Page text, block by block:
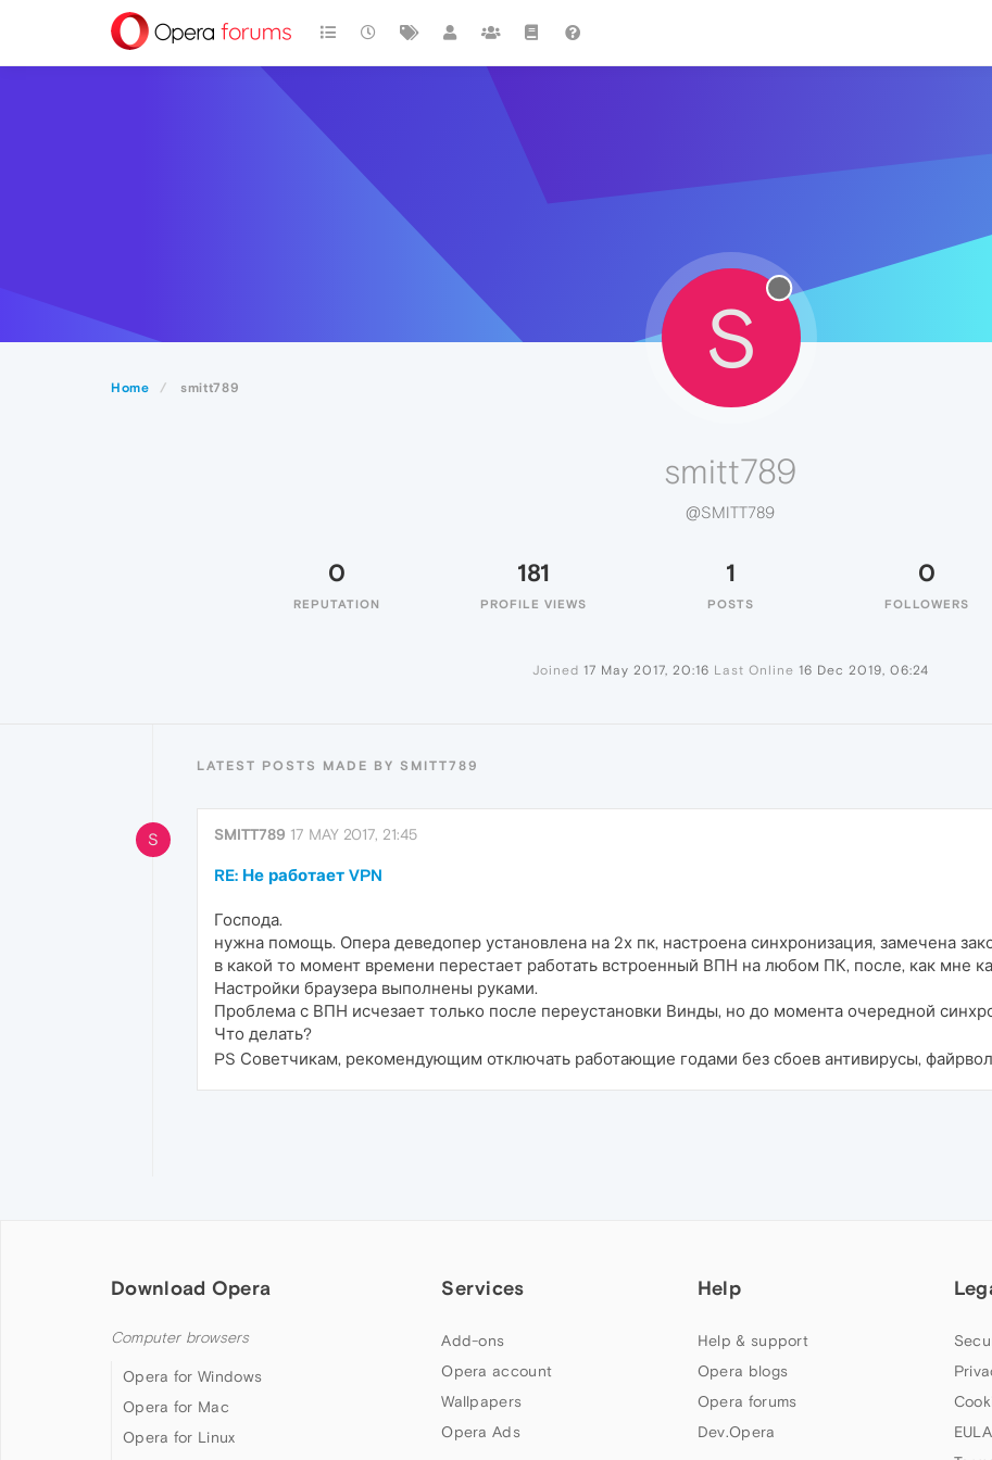
Home smitt789
S
smitt789
@SMITT789
0
REPUTATION
181
PROFILE VIEWS
1
POSTS
0
FOLLOWERS
Joined 17 May 2017, 20:16 Last Online 16 Dec 2019, 06:24
LATEST POSTS MADE BY SMITT789
S SMITT789 17 MAY 2017, 21:45
RE: Не работает VPN
Господа.
нужна помощь. Опера деведопер установлена на 2х пк, настроена синхронизация, замечена
в какой то момент времени перестает работать встроенный ВПН на любом ПК, после, как мне
Настройки браузера выполнены руками.
Проблема с ВПН исчезает только после переустановки Винды, но до момента очередной
Что делать?
PS Советчикам, рекомендующим отключать работающие годами без сбоев антивирусы,
Download Opera
Computer browsers
Opera for Windows
Opera for Mac
Opera for Linux
Services
Add-ons
Opera account
Wallpapers
Opera Ads
Help
Help & support
Opera blogs
Opera forums
Dev.Opera
EULA